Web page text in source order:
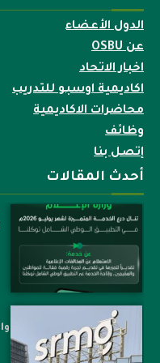
الدول الأعضاء
عن OSBU
اخبار الاتحاد
اكاديمية اوسبو للتدريب
محاضرات الاكاديمية
وظائف
إتصل بنا
أحدث المقالات